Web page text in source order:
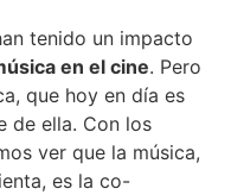
tenido un impacto
en el cine. Pero
que hoy en día es
de ella. Con los
ver que la música,
es la co-